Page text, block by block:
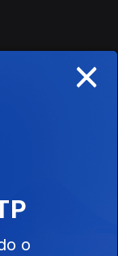
do KPRF de
fora.
Nós lá
×
o